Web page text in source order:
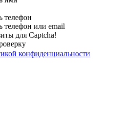
телефон
телефон или email
для Captcha!
конфиденциальности